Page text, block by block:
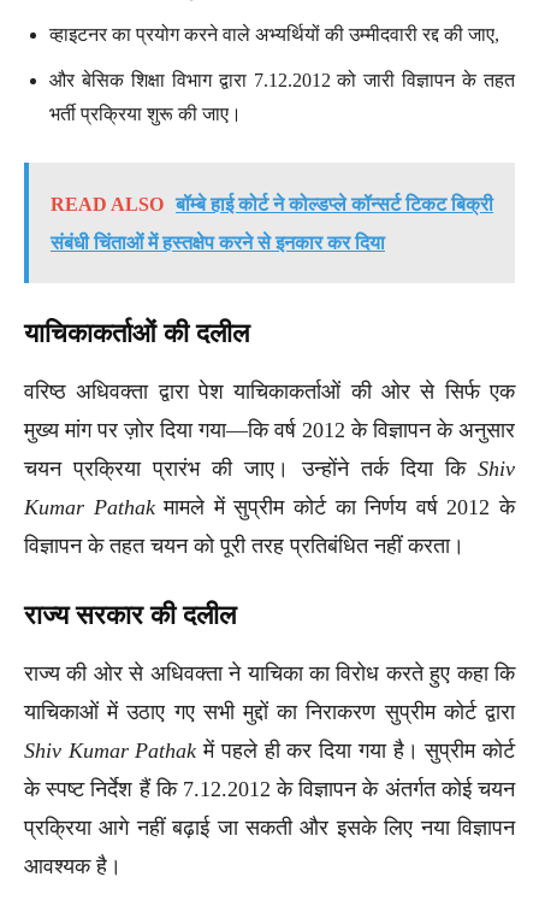
व्हाइटनर का प्रयोग करने वाले अभ्यर्थियों की उम्मीदवारी रद्द की जाए,
और बेसिक शिक्षा विभाग द्वारा 7.12.2012 को जारी विज्ञापन के तहत
भर्ती प्रक्रिया शुरू की जाए।
READ ALSO बॉम्बे हाई कोर्ट ने कोल्डप्ले कॉन्सर्ट टिकट बिक्री
संबंधी चिंताओं में हस्तक्षेप करने से इनकार कर दिया
याचिकाकर्ताओं की दलील
वरिष्ठ अधिवक्ता द्वारा पेश याचिकाकर्ताओं की ओर से सिर्फ एक
मुख्य मांग पर ज़ोर दिया गया—कि वर्ष 2012 के विज्ञापन के अनुसार
चयन प्रक्रिया प्रारंभ की जाए। उन्होंने तर्क दिया कि Shiv
Kumar Pathakमामले में सुप्रीम कोर्ट का निर्णय वर्ष 2012 के
विज्ञापन के तहत चयन को पूरी तरह प्रतिबंधित नहीं करता।
राज्य सरकार की दलील
राज्य की ओर से अधिवक्ता ने याचिका का विरोध करते हुए कहा कि
याचिकाओं में उठाए गए सभी मुद्दों का निराकरण सुप्रीम कोर्ट द्वारा
Shiv Kumar Pathak में पहले ही कर दिया गया है। सुप्रीम कोर्ट
के स्पष्ट निर्देश हैं कि 7.12.2012 के विज्ञापन के अंतर्गत कोई चयन
प्रक्रिया आगे नहीं बढ़ाई जा सकती और इसके लिए नया विज्ञापन
आवश्यक है।